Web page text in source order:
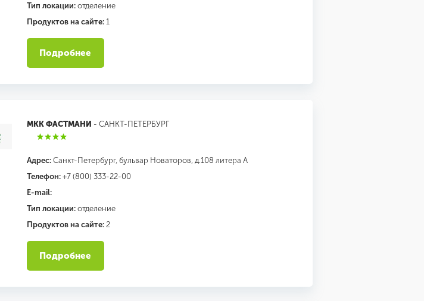
Тип локации: отделение
Продуктов на сайте: 1
Подробнее
МКК ФАСТМАНИ - САНКТ-ПЕТЕРБУРГ
Адрес: Санкт-Петербург, бульвар Новаторов, д.108 литера А
Телефон: +7 (800) 333-22-00
E-mail:
Тип локации: отделение
Продуктов на сайте: 2
Подробнее